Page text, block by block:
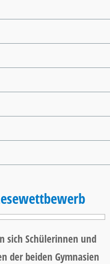
sich Schülerinnen und
der beiden Gymnasien